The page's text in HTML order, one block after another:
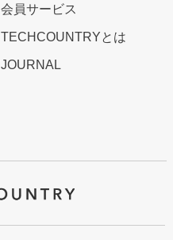
会員サービス
TECHCOUNTRYとは
JOURNAL